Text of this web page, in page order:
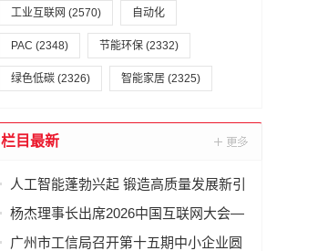
工业互联网 (2570) 自动化
PAC (2348) 节能环保 (2332)
绿色低碳 (2326) 智能家居 (2325)
栏目最新
人工智能蓬勃兴起 锻造高质量发展新引
擎
杨杰理事长出席2026中国互联网大会—
算电协同高质量发展会议并致辞
广州市工信局召开第十五期中小企业圆